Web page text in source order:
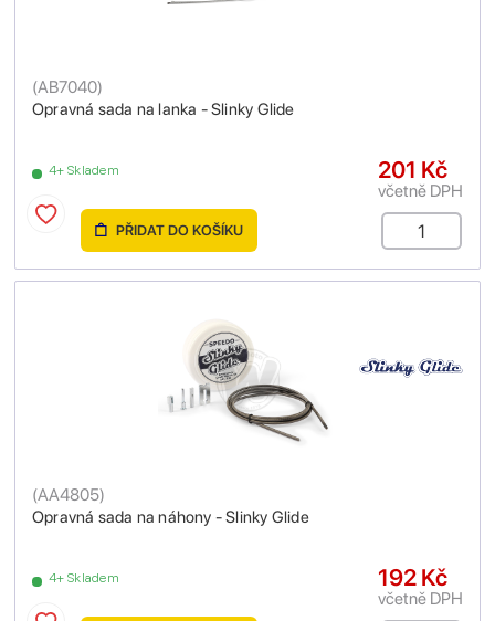
Opravná sada na lanka - Slinky Glide
(AB7040)
4+ Skladem 201 Kč
včetně DPH
PŘIDAT DO KOŠÍKU
Opravná sada na náhony - Slinky Glide
(AA4805)
4+ Skladem 192 Kč
včetně DPH